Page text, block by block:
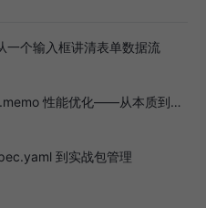
一个输入框讲清表单数据流
React 受控/非受控组件与 React.memo 性能优化——从本质到实战
到实战包管理